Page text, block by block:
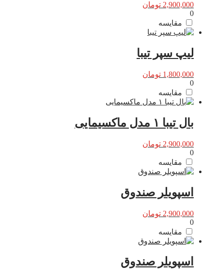
2,900,000 تومان
0
مقایسه
لیپ سپر تیبا
1,800,000 تومان
0
مقایسه
بال تیبا ۱ مدل ماکسیمایی
2,900,000 تومان
0
مقایسه
اسپویلر صندوق
2,900,000 تومان
0
مقایسه
اسپویلر صندوق